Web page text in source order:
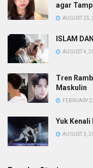
agar
AUGUST 25,
ISLAM
AUGUST 4,
Tren
Maskulin
FEBRUARY
Yuk
AUGUST 3,